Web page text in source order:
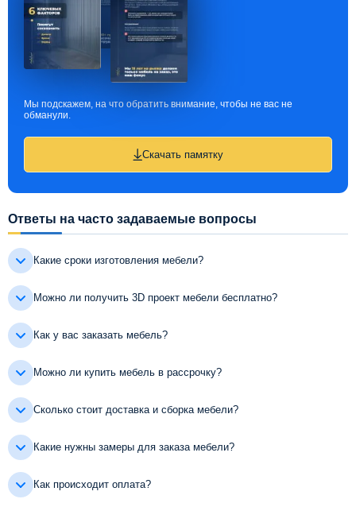
Мы подскажем, на что обратить внимание, чтобы не вас не
обманули.
Скачать памятку
Ответы на часто задаваемые вопросы
Какие сроки изготовления мебели?
Можно ли получить 3D проект мебели бесплатно?
Как у вас заказать мебель?
Можно ли купить мебель в рассрочку?
Сколько стоит доставка и сборка мебели?
Какие нужны замеры для заказа мебели?
Как происходит оплата?